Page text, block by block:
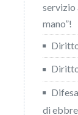
servizio
mano”!
di